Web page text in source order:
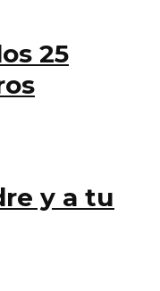
25
y a tu